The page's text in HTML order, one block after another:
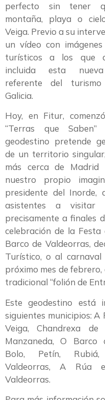
perfecto sin tener
montaña, playa o
Veiga. Previo a su
un vídeo con
turísticos a los que
incluida esta
referente del
Galicia.
Hoy, en Fitur,
“Terras que
geodestino pretende
de un territorio
más cerca de
nuestro propio
presidente del Inorde,
asistentes a visitar
precisamente a finales
celebración de la
Barco de Valdeorras,
Turístico, o al carnaval
próximo mes de
tradicional “folión de
Este geodestino está
siguientes municipios: A
Veiga, Chandrexa de
Manzaneda, O Barco
Bolo, Petín,
Valdeorras, A Rúa
Valdeorras.